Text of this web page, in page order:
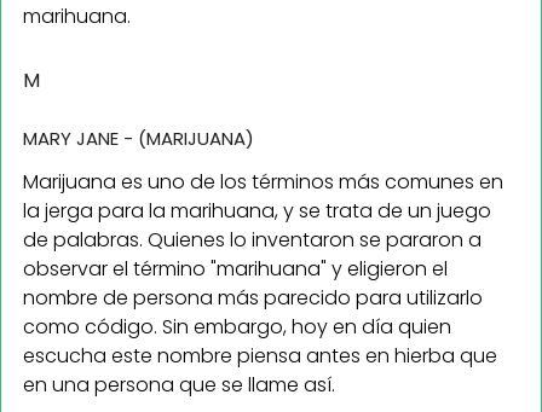
marihuana.
M
MARY JANE - (MARIJUANA)
Marijuana es uno de los términos más comunes en
la jerga para la marihuana, y se trata de un juego
de palabras. Quienes lo inventaron se pararon a
observar el término "marihuana" y eligieron el
nombre de persona más parecido para utilizarlo
como código. Sin embargo, hoy en día quien
escucha este nombre piensa antes en hierba que
en una persona que se llame así.